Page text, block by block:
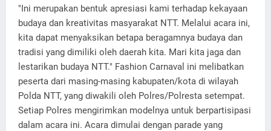
"Ini merupakan bentuk apresiasi kami terhadap kekayaan
budaya dan kreativitas masyarakat NTT. Melalui acara ini,
kita dapat menyaksikan betapa beragamnya budaya dan
tradisi yang dimiliki oleh daerah kita. Mari kita jaga dan
lestarikan budaya NTT." Fashion Carnaval ini melibatkan
peserta dari masing-masing kabupaten/kota di wilayah
Polda NTT, yang diwakili oleh Polres/Polresta setempat.
Setiap Polres mengirimkan modelnya untuk berpartisipasi
dalam acara ini. Acara dimulai dengan parade yang